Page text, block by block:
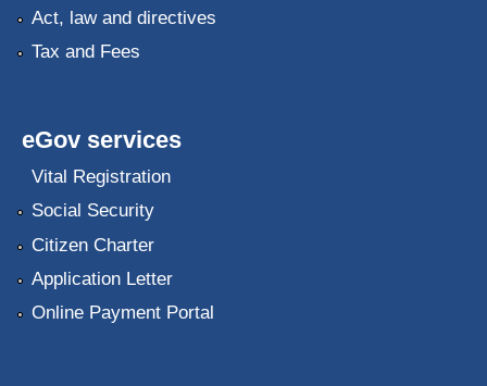
Act, law and directives
Tax and Fees
eGov services
Vital Registration
Social Security
Citizen Charter
Application Letter
Online Payment Portal